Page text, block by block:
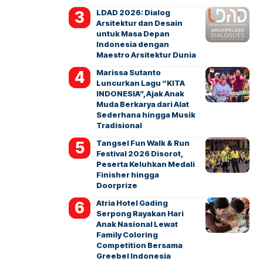
LDAD 2026: Dialog
Arsitektur dan Desain
untuk Masa Depan
Indonesia dengan
Maestro Arsitektur Dunia
Marissa Sutanto
Luncurkan Lagu “KITA
INDONESIA”, Ajak Anak
Muda Berkarya dari Alat
Sederhana hingga Musik
Tradisional
Tangsel Fun Walk & Run
Festival 2026 Disorot,
Peserta Keluhkan Medali
Finisher hingga
Doorprize
Atria Hotel Gading
Serpong Rayakan Hari
Anak Nasional Lewat
Family Coloring
Competition Bersama
Greebel Indonesia